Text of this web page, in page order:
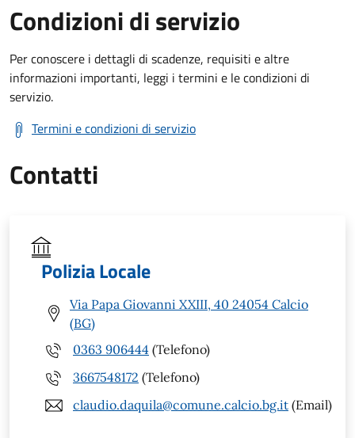
Condizioni di servizio
Per conoscere i dettagli di scadenze, requisiti e altre
informazioni importanti, leggi i termini e le condizioni di
servizio.
Termini e condizioni di servizio
Contatti
Polizia Locale
Via Papa Giovanni XXIII, 40 24054 Calcio
(BG)
0363 906444 (Telefono)
3667548172 (Telefono)
claudio.daquila@comune.calcio.bg.it (Email)